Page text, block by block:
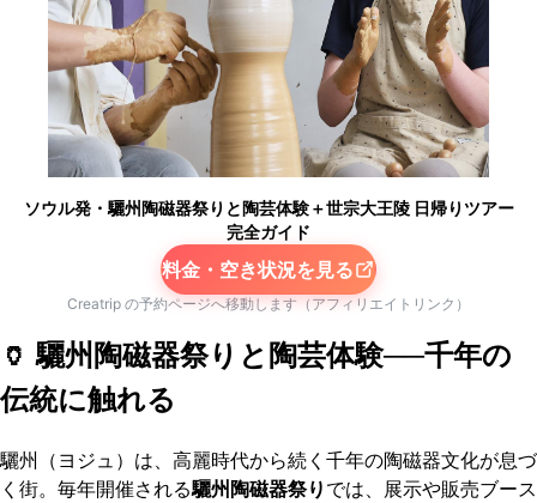
ソウル発・驪州陶磁器祭りと陶芸体験＋世宗大王陵 日帰りツアー
完全ガイド
料金・空き状況を見る
Creatrip の予約ページへ移動します（アフィリエイトリンク）
🏺 驪州陶磁器祭りと陶芸体験──千年の
伝統に触れる
驪州（ヨジュ）は、高麗時代から続く千年の陶磁器文化が息づ
く街。毎年開催される驪州陶磁器祭り では、展示や販売ブース